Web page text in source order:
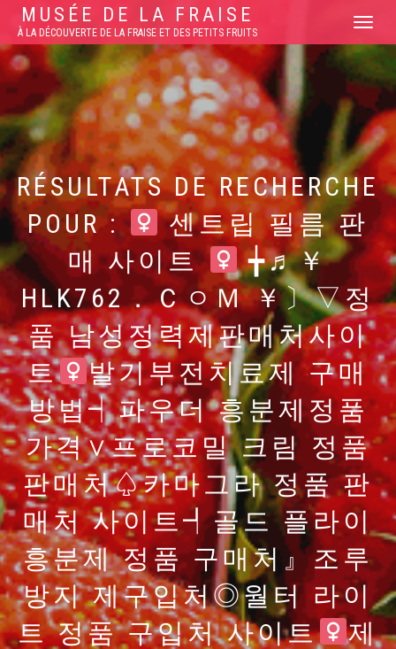
MUSÉE DE LA FRAISE
À LA DÉCOUVERTE DE LA FRAISE ET DES PETITS FRUITS
DÉPLIER/
RÉSULTATS DE RECHERCHE
POUR :
센트립 필름 판
매 사이트
╈♬￥
HLK762．ＣㅇＭ ￥〕▽정
품 남성정력제판매처사이
트
발기부전치료제 구매
방법┥파우더 흥분제정품
가격∨프로코밀 크림 정품
판매처♤카마그라 정품 판
매처 사이트┩골드 플라이
흥분제 정품 구매처』조루
방지 제구입처◎월터 라이
트 정품 구입처 사이트
제